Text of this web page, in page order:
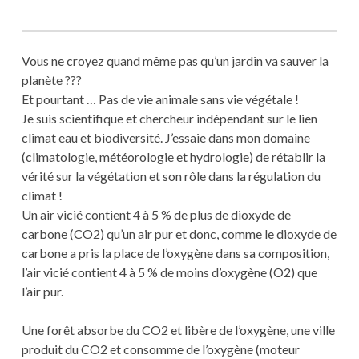
Vous ne croyez quand même pas qu’un jardin va sauver la
planète ???
Et pourtant … Pas de vie animale sans vie végétale !
Je suis scientifique et chercheur indépendant sur le lien
climat eau et biodiversité. J’essaie dans mon domaine
(climatologie, météorologie et hydrologie) de rétablir la
vérité sur la végétation et son rôle dans la régulation du
climat !
Un air vicié contient 4 à 5 % de plus de dioxyde de
carbone (CO2) qu’un air pur et donc, comme le dioxyde de
carbone a pris la place de l’oxygène dans sa composition,
l’air vicié contient 4 à 5 % de moins d’oxygène (O2) que
l’air pur.
Une forêt absorbe du CO2 et libère de l’oxygène, une ville
produit du CO2 et consomme de l’oxygène (moteur